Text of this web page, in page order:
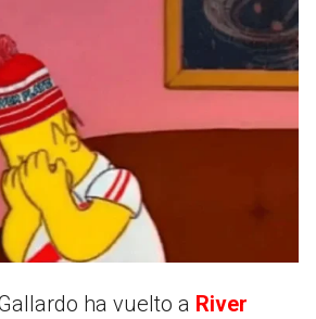
Gallardo ha vuelto a River